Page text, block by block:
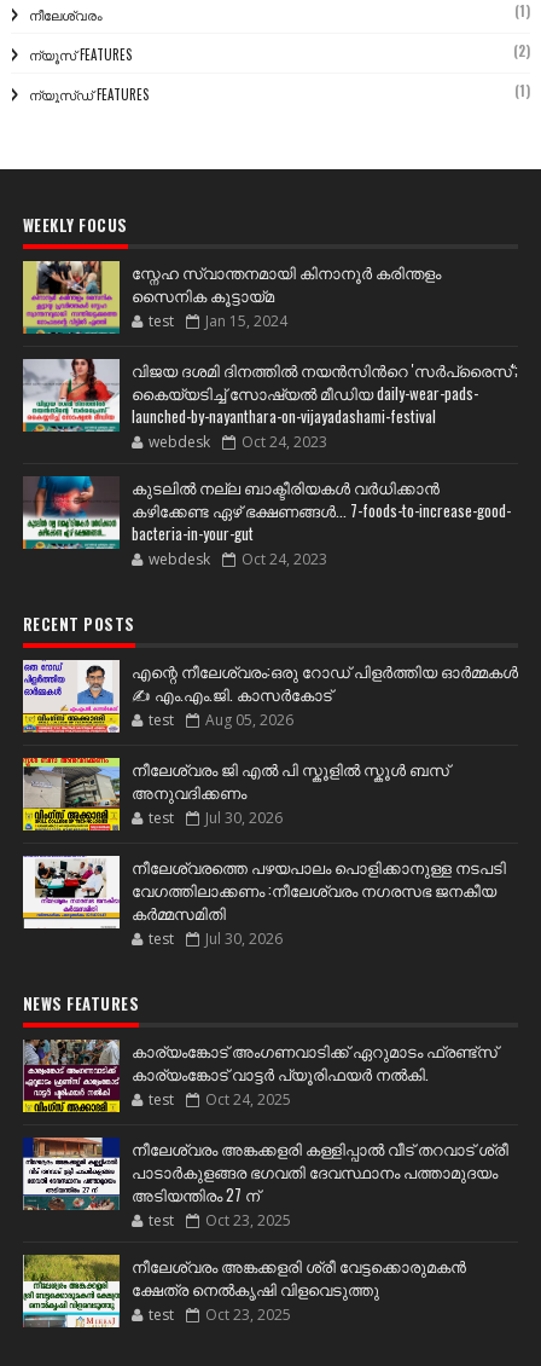
നീലേശ്വരം (1)
ന്യൂസ് FEATURES (2)
ന്യൂസ്ഡ് FEATURES (1)
WEEKLY FOCUS
സ്നേഹ സ്വാന്തനമായി കിനാനൂർ കരിന്തളം
സൈനിക കൂട്ടായ്മ
test Jan 15, 2024
വിജയ ദശമി ദിനത്തില്‍ നയന്‍സിന്‍റെ 'സര്‍പ്രൈസ്';
കൈയ്യടിച്ച് സോഷ്യല്‍ മീഡിയ daily-wear-pads-
launched-by-nayanthara-on-vijayadashami-festival
webdesk Oct 24, 2023
കുടലിൽ നല്ല ബാക്ടീരിയകൾ വര്‍ധിക്കാന്‍
കഴിക്കേണ്ട ഏഴ് ഭക്ഷണങ്ങള്‍... 7-foods-to-increase-good-
bacteria-in-your-gut
webdesk Oct 24, 2023
RECENT POSTS
എന്റെ നീലേശ്വരം:ഒരു റോഡ് പിളർത്തിയ ഓർമ്മകൾ
✍️ എം.എം.ജി. കാസർകോട്
test Aug 05, 2026
നീലേശ്വരം ജി എൽ പി സ്കൂളിൽ സ്കൂൾ ബസ്
അനുവദിക്കണം
test Jul 30, 2026
നീലേശ്വരത്തെ പഴയപാലം പൊളിക്കാനുള്ള നടപടി
വേഗത്തിലാക്കണം :നീലേശ്വരം നഗരസഭ ജനകീയ
കർമ്മസമിതി
test Jul 30, 2026
NEWS FEATURES
കാര്യംങ്കോട് അംഗണവാടിക്ക് ഏറുമാടം ഫ്രണ്ട്സ്
കാര്യംങ്കോട് വാട്ടർ പ്യൂരിഫയർ നൽകി.
test Oct 24, 2025
നീലേശ്വരം അങ്കക്കളരി കള്ളിപ്പാൽ വീട് തറവാട് ശ്രീ
പാടാർകുളങ്ങര ഭഗവതി ദേവസ്ഥാനം പത്താമുദയം
അടിയന്തിരം 27 ന്
test Oct 23, 2025
നീലേശ്വരം അങ്കക്കളരി ശ്രീ വേട്ടക്കൊരുമകൻ
ക്ഷേത്ര നെൽകൃഷി വിളവെടുത്തു
test Oct 23, 2025